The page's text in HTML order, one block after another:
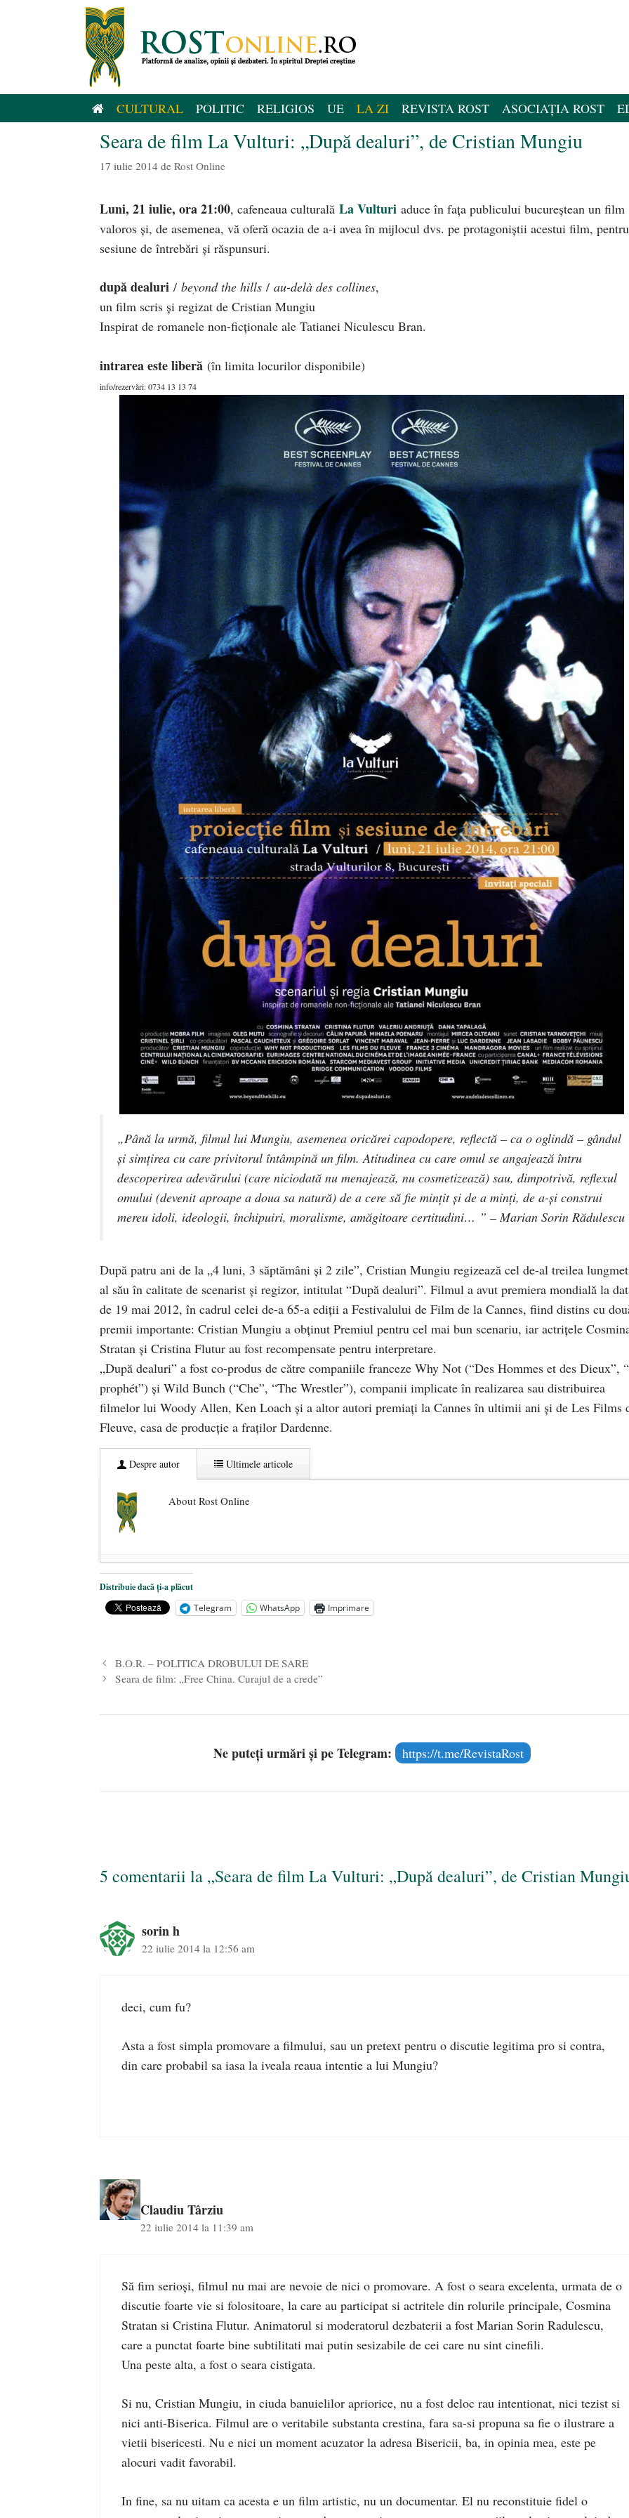
CULTURAL POLITIC RELIGIOS UE LA ZI REVISTA ROST ASOCIAȚIA ROST
Seara de film La Vulturi: „După dealuri”, de Cristian Mungiu
17 iulie 2014 de Rost Online
Luni, 21 iulie, ora 21:00, cafeneaua culturală La Vulturi aduce în fața publicului bucureștean un film
valoros și, de asemenea, vă oferă ocazia de a-i avea în mijlocul dvs. pe protagoniștii acestui film,
sesiune de întrebări și răspunsuri.
după dealuri / beyond the hills / au-delà des collines,
un film scris și regizat de Cristian Mungiu
Inspirat de romanele non-ficționale ale Tatianei Niculescu Bran.
intrarea este liberă (în limita locurilor disponibile)
info/rezervări: 0734 13 13 74
„Până la urmă, filmul lui Mungiu, asemenea oricărei capodopere, reflectă – ca o oglindă – gândul
şi simţirea cu care privitorul întâmpină un film. Atitudinea cu care omul se angajează întru
descoperirea adevărului (care niciodată nu menajează, nu cosmetizează) sau, dimpotrivă, reflexul
omului (devenit aproape a doua sa natură) de a cere să fie minţit şi de a minţi, de a-şi construi
mereu idoli, ideologii, închipuiri, moralisme, amăgitoare certitudini… ” – Marian Sorin Rădulescu
După patru ani de la „4 luni, 3 săptămâni și 2 zile”, Cristian Mungiu regizează cel de-al treilea
al său în calitate de scenarist și regizor, intitulat “După dealuri”. Filmul a avut premiera mondială la
de 19 mai 2012, în cadrul celei de-a 65-a ediţii a Festivalului de Film de la Cannes, fiind distins cu
premii importante: Cristian Mungiu a obţinut Premiul pentru cel mai bun scenariu, iar actriţele
Stratan şi Cristina Flutur au fost recompensate pentru interpretare.
„După dealuri” a fost co-produs de către companiile franceze Why Not (“Des Hommes et des Dieux”,
prophét”) şi Wild Bunch (“Che”, “The Wrestler”), companii implicate în realizarea sau distribuirea
filmelor lui Woody Allen, Ken Loach şi a altor autori premiaţi la Cannes în ultimii ani şi de Les Films
Fleuve, casa de producţie a fraţilor Dardenne.
Despre autor Ultimele articole
About Rost Online
Dezvăluiri cutremurătoare despre președintele Ucrainei, Volodymyr Zelensky
Statul care servește Națiunea - 21 aprilie 2026
Legea Vexler produce efecte. Bustul poetului Octavian Goga, înlăturat din Iași
Distribuie dacă ți-a plăcut
Telegram
WhatsApp Imprimare
B.O.R. – POLITICA DROBULUI DE SARE
Seara de film: „Free China. Curajul de a crede”
Ne puteți urmări și pe Telegram: https://t.me/RevistaRost
5 comentarii la „Seara de film La Vulturi: „După dealuri”, de Cristian
sorin h
22 iulie 2014 la 12:56 am
deci, cum fu?
Asta a fost simpla promovare a filmului, sau un pretext pentru o discutie legitima pro si contra,
din care probabil sa iasa la iveala reaua intentie a lui Mungiu?
Claudiu Târziu
22 iulie 2014 la 11:39 am
Să fim serioși, filmul nu mai are nevoie de nici o promovare. A fost o seara excelenta, urmata de o
discutie foarte vie si folositoare, la care au participat si actritele din rolurile principale, Cosmina
Stratan si Cristina Flutur. Animatorul si moderatorul dezbaterii a fost Marian Sorin Radulescu,
care a punctat foarte bine subtilitati mai putin sesizabile de cei care nu sint cinefili.
Una peste alta, a fost o seara cistigata.
Si nu, Cristian Mungiu, in ciuda banuielilor apriorice, nu a fost deloc rau intentionat, nici tezist si
nici anti-Biserica. Filmul are o veritabile substanta crestina, fara sa-si propuna sa fie o ilustrare a
vietii bisericesti. Nu e nici un moment acuzator la adresa Bisericii, ba, in opinia mea, este pe
alocuri vadit favorabil.
In fine, sa nu uitam ca acesta e un film artistic, nu un documentar. El nu reconstituie fidel o